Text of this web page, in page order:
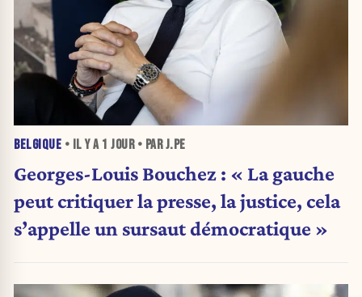
BELGIQUE • IL Y A 1 JOUR• PAR J.PE
Georges-Louis Bouchez : « La gauche
peut critiquer la presse, la justice, cela
s’appelle un sursaut démocratique »